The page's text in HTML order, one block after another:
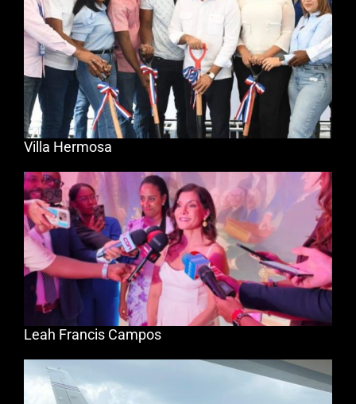
Villa Hermosa
Leah Francis Campos